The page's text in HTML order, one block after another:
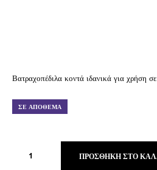
Βατραχοπέδιλα κοντά ιδανικά για χρήση
ΣΕ ΑΠΌΘΕΜΑ
ΠΡΟΣΘΉΚΗ ΣΤΟ